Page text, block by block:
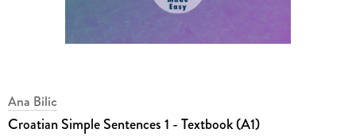
Ana Bilic
Croatian Simple Sentences 1 - Textbook (A1)